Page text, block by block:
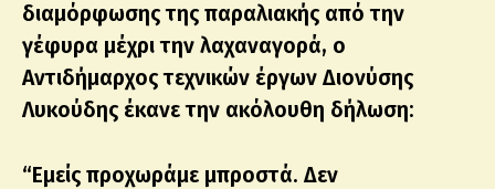
διαμόρφωσης της παραλιακής από την
γέφυρα μέχρι την λαχαναγορά, ο
Αντιδήμαρχος τεχνικών έργων Διονύσης
Λυκούδης έκανε την ακόλουθη δήλωση:
“Εμείς προχωράμε μπροστά. Δεν